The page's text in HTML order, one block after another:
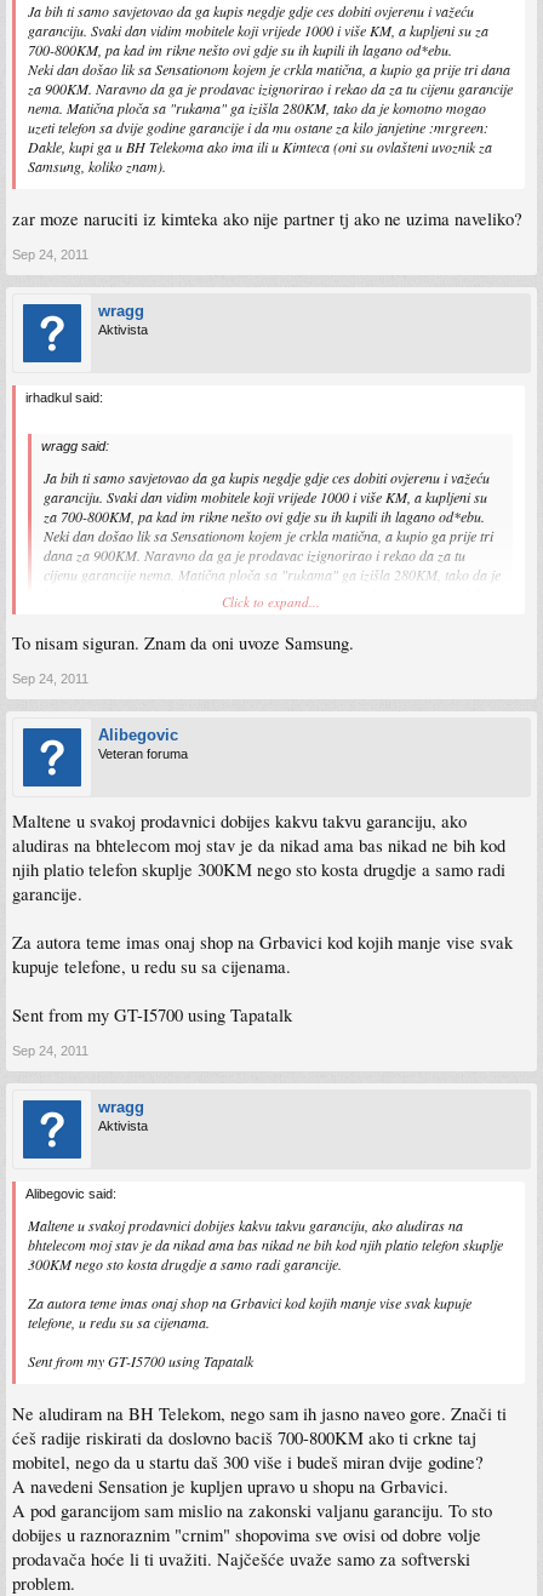
Ja bih ti samo savjetovao da ga kupis negdje gdje ces dobiti ovjerenu i važeću
garanciju. Svaki dan vidim mobitele koji vrijede 1000 i više KM, a kupljeni su za
700-800KM, pa kad im rikne nešto ovi gdje su ih kupili ih lagano od*ebu.
Neki dan došao lik sa Sensationom kojem je crkla matična, a kupio ga prije tri dana
za 900KM. Naravno da ga je prodavac izignorirao i rekao da za tu cijenu garancije
nema. Matična ploča sa "rukama" ga izišla 280KM, tako da je komotno mogao
uzeti telefon sa dvije godine garancije i da mu ostane za kilo janjetine :mrgreen:
Dakle, kupi ga u BH Telekoma ako ima ili u Kimteca (oni su ovlašteni uvoznik za
Samsung, koliko znam).
zar moze naruciti iz kimteka ako nije partner tj ako ne uzima naveliko?
Sep 24, 2011
wragg
Aktivista
irhadkul said:
wragg said:
Ja bih ti samo savjetovao da ga kupis negdje gdje ces dobiti ovjerenu i važeću
garanciju. Svaki dan vidim mobitele koji vrijede 1000 i više KM, a kupljeni su
za 700-800KM, pa kad im rikne nešto ovi gdje su ih kupili ih lagano od*ebu.
Neki dan došao lik sa Sensationom kojem je crkla matična, a kupio ga prije tri
dana za 900KM. Naravno da ga je prodavac izignorirao i rekao da za tu
cijenu garancije nema. Matična ploča sa "rukama" ga izišla 280KM, tako da je
komotno mogao uzeti telefon sa dvije godine garancije i da mu ostane za kilo
za Samsung, koliko znam).
Click to expand...
zar moze naruciti iz kimteka ako nije partner tj ako ne uzima naveliko?
Click to expand...
To nisam siguran. Znam da oni uvoze Samsung.
Sep 24, 2011
Alibegovic
Veteran foruma
Maltene u svakoj prodavnici dobijes kakvu takvu garanciju, ako
aludiras na bhtelecom moj stav je da nikad ama bas nikad ne bih kod
njih platio telefon skuplje 300KM nego sto kosta drugdje a samo radi
garancije.
Za autora teme imas onaj shop na Grbavici kod kojih manje vise svak
kupuje telefone, u redu su sa cijenama.
Sent from my GT-I5700 using Tapatalk
Sep 24, 2011
wragg
Aktivista
Alibegovic said:
Maltene u svakoj prodavnici dobijes kakvu takvu garanciju, ako aludiras na
bhtelecom moj stav je da nikad ama bas nikad ne bih kod njih platio telefon skuplje
300KM nego sto kosta drugdje a samo radi garancije.
Za autora teme imas onaj shop na Grbavici kod kojih manje vise svak kupuje
telefone, u redu su sa cijenama.
Sent from my GT-I5700 using Tapatalk
Ne aludiram na BH Telekom, nego sam ih jasno naveo gore. Znači ti
ćeš radije riskirati da doslovno baciš 700-800KM ako ti crkne taj
mobitel, nego da u startu daš 300 više i budeš miran dvije godine?
A navedeni Sensation je kupljen upravo u shopu na Grbavici.
A pod garancijom sam mislio na zakonski valjanu garanciju. To sto
dobijes u raznoraznim "crnim" shopovima sve ovisi od dobre volje
prodavača hoće li ti uvažiti. Najčešće uvaže samo za softverski
problem.